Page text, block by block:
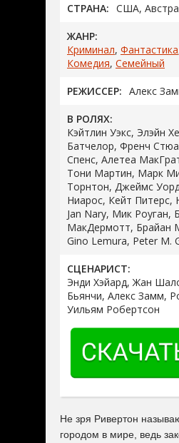
СТРАНА: США,
ЖАНР:
Криминал, Фантастика
Комедия, Семейный
РЕЖИССЕР: Алекс
В РОЛЯХ:
Кэйтлин Уэкс, Элэйн
Батчелор, Френч
Спенс, Алетеа
Тони Мартин, Марк
Торнтон, Джеймс
Ниарос, Кейт Питерс,
Jan Nary, Мик Роуган,
МакДермотт, Брайан
Gino Lemura, Peter M.
СЦЕНАРИСТ:
Энди Хэйард, Жан
Бьянчи, Алекс Замм,
Уильям Робертсон
Не зря Ривертон
городом в мире, ведь